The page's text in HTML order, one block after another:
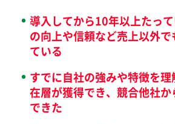
導入してから10年以上たっ
の向上や信頼など売上以外
ている
すでに自社の強みや特徴を
在層が獲得でき、競合他社
できた